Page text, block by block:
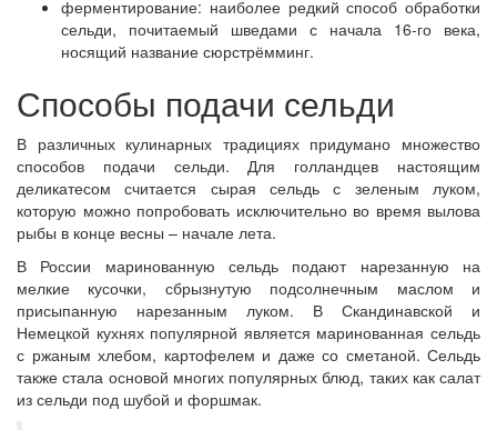
ферментирование: наиболее редкий способ обработки
сельди, почитаемый шведами с начала 16-го века,
носящий название сюрстрёмминг.
Способы подачи сельди
В различных кулинарных традициях придумано множество
способов подачи сельди. Для голландцев настоящим
деликатесом считается сырая сельдь с зеленым луком,
которую можно попробовать исключительно во время вылова
рыбы в конце весны – начале лета.
В России маринованную сельдь подают нарезанную на
мелкие кусочки, сбрызнутую подсолнечным маслом и
присыпанную нарезанным луком. В Скандинавской и
Немецкой кухнях популярной является маринованная сельдь
с ржаным хлебом, картофелем и даже со сметаной. Сельдь
также стала основой многих популярных блюд, таких как салат
из сельди под шубой и форшмак.